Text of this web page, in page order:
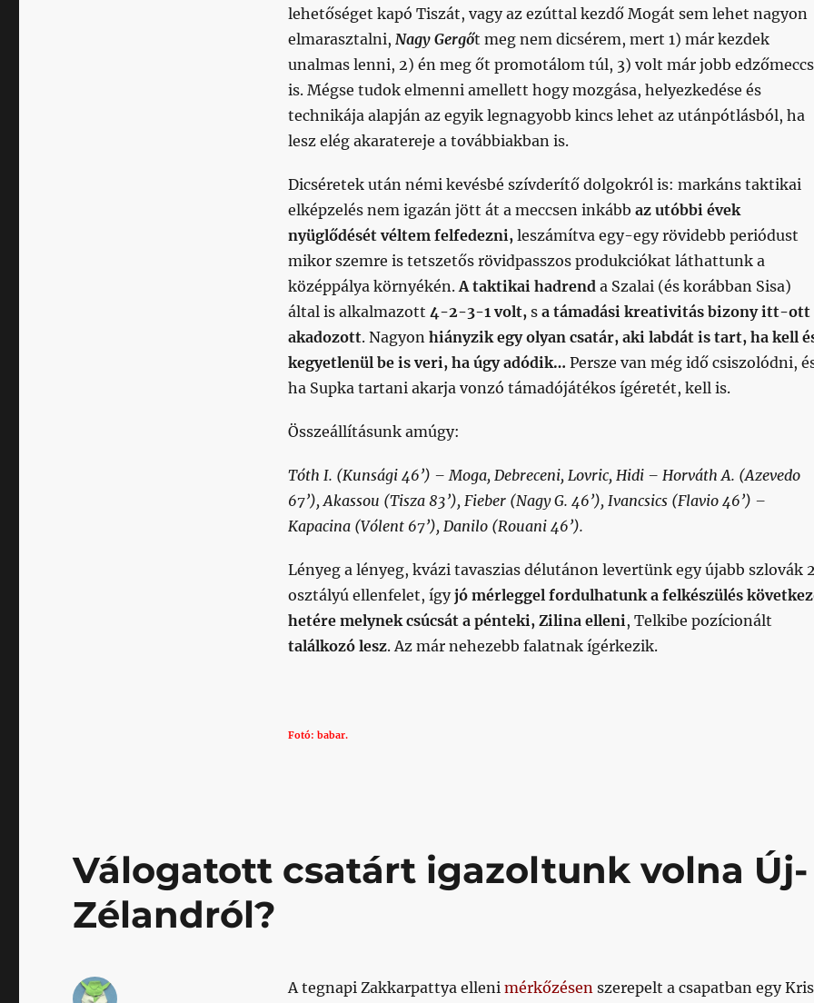
lehetőséget kapó Tiszát, vagy az ezúttal kezdő Mogát sem lehet nagyon
elmarasztalni, Nagy Gergőt meg nem dicsérem, mert 1) már kezdek
unalmas lenni, 2) én meg őt promotálom túl, 3) volt már jobb
is. Mégse tudok elmenni amellett hogy mozgása, helyezkedése és
technikája alapján az egyik legnagyobb kincs lehet az utánpótlásból, ha
lesz elég akaratereje a továbbiakban is.
Dicséretek után némi kevésbé szívderítő dolgokról is: markáns taktikai
elképzelés nem igazán jött át a meccsen inkább az utóbbi évek
nyüglődését véltem felfedezni,leszámítva egy-egy rövidebb periódust
mikor szemre is tetszetős rövidpasszos produkciókat láthattunk a
középpálya környékén.A taktikai hadrend a Szalai (és korábban Sisa)
által is alkalmazott 4-2-3-1 volt,s a támadási kreativitás bizony itt-ott
akadozott. Nagyon hiányzik egy olyan csatár, aki labdát is tart, ha kell
kegyetlenül be is veri, ha úgy adódik… Persze van még idő csiszolódni,
ha Supka tartani akarja vonzó támadójátékos ígéretét, kell is.
Összeállításunk amúgy:
Tóth I. (Kunsági 46’) – Moga, Debreceni, Lovric, Hidi – Horváth A. (Azevedo
67’), Akassou (Tisza 83’), Fieber (Nagy G. 46’), Ivancsics (Flavio 46’) –
Kapacina (Vólent 67’), Danilo (Rouani 46’).
Lényeg a lényeg, kvázi tavaszias délutánon levertünk egy újabb szlovák
osztályú ellenfelet, ígyjó mérleggel fordulhatunk a felkészülés
hetére melynek csúcsát a pénteki, Zilina elleni, Telkibe pozícionált
találkozó lesz. Az már nehezebb falatnak ígérkezik.
Fotó: babar.
Válogatott csatárt igazoltunk volna Új-
Zélandról?
A tegnapi Zakkarpattya elleni mérkőzésenszerepelt a csapatban egy Kris